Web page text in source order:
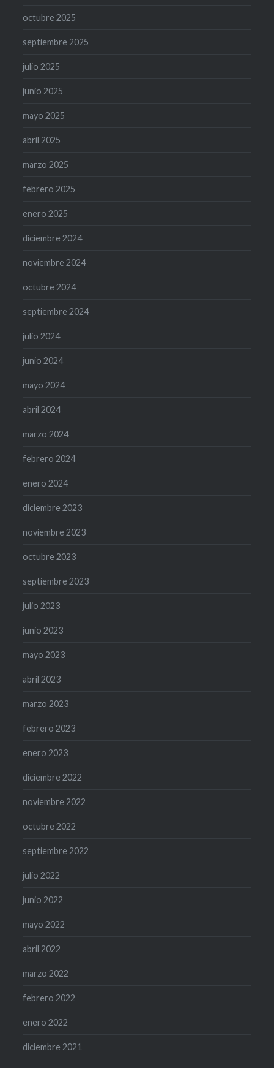
octubre 2025
septiembre 2025
julio 2025
junio 2025
mayo 2025
abril 2025
marzo 2025
febrero 2025
enero 2025
diciembre 2024
noviembre 2024
octubre 2024
septiembre 2024
julio 2024
junio 2024
mayo 2024
abril 2024
marzo 2024
febrero 2024
enero 2024
diciembre 2023
noviembre 2023
octubre 2023
septiembre 2023
julio 2023
junio 2023
mayo 2023
abril 2023
marzo 2023
febrero 2023
enero 2023
diciembre 2022
noviembre 2022
octubre 2022
septiembre 2022
julio 2022
junio 2022
mayo 2022
abril 2022
marzo 2022
febrero 2022
enero 2022
diciembre 2021